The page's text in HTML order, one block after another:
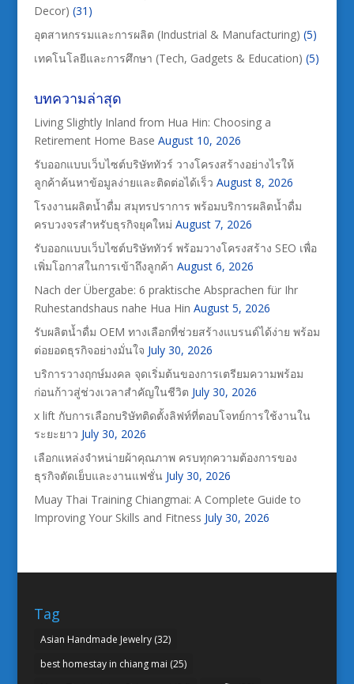
Decor) (31)
อุตสาหกรรมและการผลิต (Industrial & Manufacturing) (5)
เทคโนโลยีและการศึกษา (Tech, Gadgets & Education) (5)
บทความล่าสุด
Living Slightly Inland from Hua Hin: Choosing a
Retirement Home Base August 10, 2026
รับออกแบบเว็บไซต์บริษัททัวร์ วางโครงสร้างอย่างไรให้
ลูกค้าค้นหาข้อมูลง่ายและติดต่อได้เร็ว August 8, 2026
โรงงานผลิตน้ำดื่ม สมุทรปราการ พร้อมบริการผลิตน้ำดื่ม
ครบวงจรสำหรับธุรกิจยุคใหม่ August 7, 2026
รับออกแบบเว็บไซต์บริษัททัวร์ พร้อมวางโครงสร้าง SEO เพื่อ
เพิ่มโอกาสในการเข้าถึงลูกค้า August 6, 2026
Nach der Übergabe: 6 praktische Absprachen für Ihr
Ruhestandshaus nahe Hua Hin August 5, 2026
รับผลิตน้ำดื่ม OEM ทางเลือกที่ช่วยสร้างแบรนด์ได้ง่าย พร้อม
ต่อยอดธุรกิจอย่างมั่นใจ July 30, 2026
บริการวางฤกษ์มงคล จุดเริ่มต้นของการเตรียมความพร้อม
ก่อนก้าวสู่ช่วงเวลาสำคัญในชีวิต July 30, 2026
x lift กับการเลือกบริษัทติดตั้งลิฟท์ที่ตอบโจทย์การใช้งานใน
ระยะยาว July 30, 2026
เลือกแหล่งจำหน่ายผ้าคุณภาพ ครบทุกความต้องการของ
ธุรกิจตัดเย็บและงานแฟชั่น July 30, 2026
Muay Thai Training Chiangmai: A Complete Guide to
Improving Your Skills and Fitness July 30, 2026
Tag
Asian Handmade Jewelry(32)
best homestay in chiang mai (25)